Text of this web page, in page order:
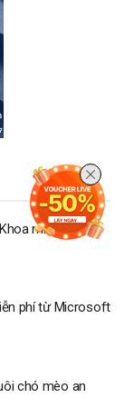
miễn phí
phí từ Microsoft
chó mèo an